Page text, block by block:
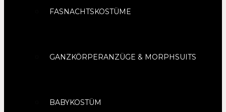
FASNACHTSKOSTÜME
GANZKÖRPERANZÜGE & MORPHSUITS
BABYKOSTÜM